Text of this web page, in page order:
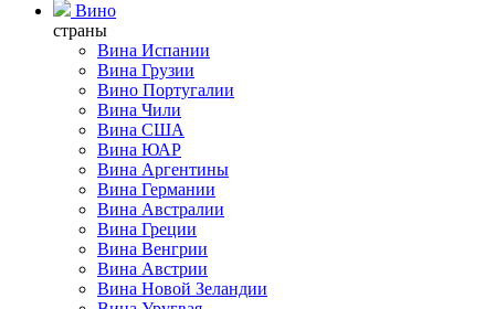
Вино
страны
Вина Испании
Вина Грузии
Вино Португалии
Вина Чили
Вина США
Вина ЮАР
Вина Аргентины
Вина Германии
Вина Австралии
Вина Греции
Вина Венгрии
Вина Австрии
Вина Новой Зеландии